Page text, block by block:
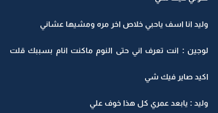
وليد انا اسف ياحبي خلاص اخر مره ومشيها عشاني
لوجين : انت تعرف اني حتى النوم ماكنت انام بسببك قلت
اكيد صاير فيك شي
وليد : يابعد عمري كل هذا خوف علي